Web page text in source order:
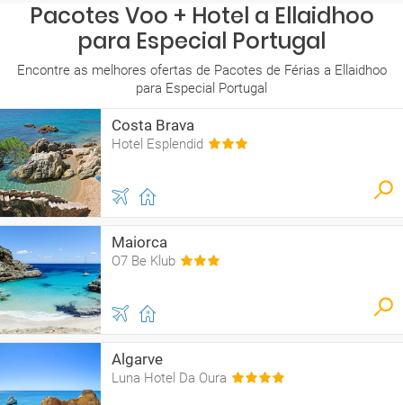
Pacotes Voo + Hotel a Ellaidhoo
para Especial Portugal
Encontre as melhores ofertas de Pacotes de Férias a Ellaidhoo
para Especial Portugal
Costa Brava
Hotel Esplendid
Maiorca
O7 Be Klub
Algarve
Luna Hotel Da Oura